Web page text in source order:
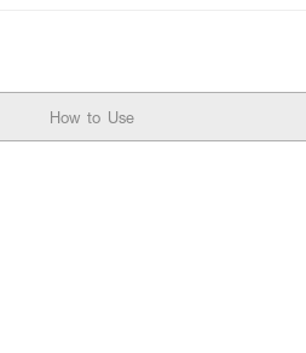
How to Use